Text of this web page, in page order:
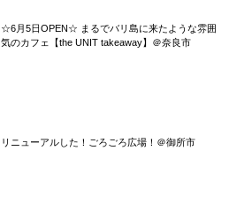
☆6月5日OPEN☆ まるでバリ島に来たような雰囲
気のカフェ【the UNIT takeaway】＠奈良市
リニューアルした！ごろごろ広場！＠御所市